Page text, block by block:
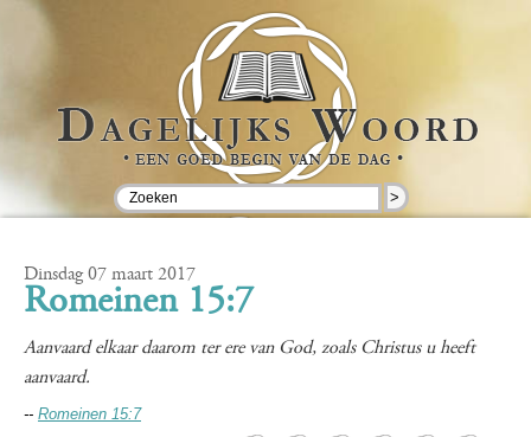
>
Dinsdag 07 maart 2017
Romeinen 15:7
Aanvaard elkaar daarom ter ere van God, zoals Christus u heeft
aanvaard.
-- Romeinen 15:7